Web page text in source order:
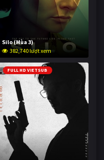
Silo (Mùa 3)
382,740 lượt xem
FULL HD VIETSUB